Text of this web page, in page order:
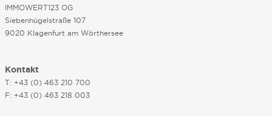
IMMOWERT123 OG
Siebenhügelstraße 107
9020 Klagenfurt am Wörthersee
Kontakt
T: +43 (0) 463 210 700
F: +43 (0) 463 218 003